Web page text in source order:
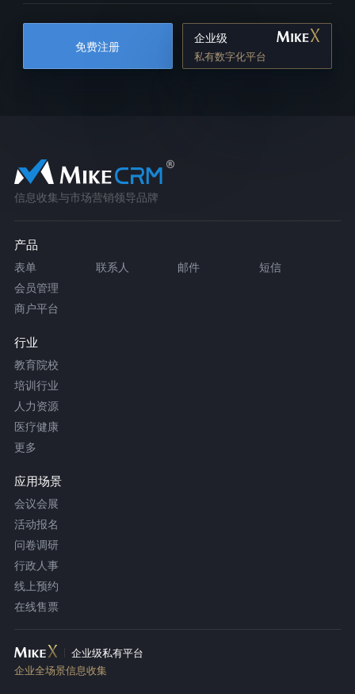
免费注册
企业级
私有数字化平台
信息收集与市场营销领导品牌
产品
表单 联系人 邮件
短信
会员管理
商户平台
行业
教育院校
培训行业
人力资源
医疗健康
更多
应用场景
会议会展
活动报名
问卷调研
行政人事
线上预约
在线售票
企业级私有平台
企业全场景信息收集